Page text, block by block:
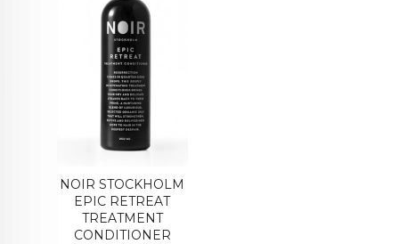
NOIR STOCKHOLM
EPIC RETREAT
TREATMENT
CONDITIONER